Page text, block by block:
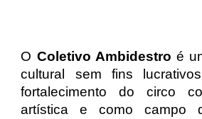
O Coletivo Ambidestro é
cultural sem fins
fortalecimento do circo
artística e como campo